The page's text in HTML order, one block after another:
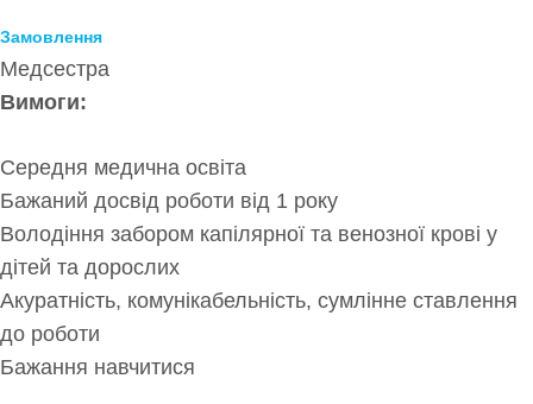
Замовлення
Медсестра
Вимоги:
Середня медична освіта
Бажаний досвід роботи від 1 року
Володіння забором капілярної та венозної крові у
дітей та дорослих
Акуратність, комунікабельність, сумлінне ставлення
до роботи
Бажання навчитися